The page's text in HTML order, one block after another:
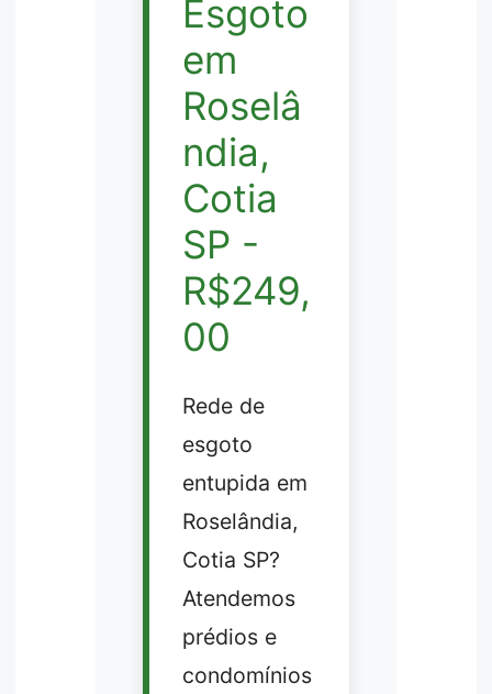
Esgoto
em
Roselâ
ndia,
Cotia
SP -
R$249,
00
Rede de
esgoto
entupida em
Roselândia,
Cotia SP?
Atendemos
prédios e
condomínios